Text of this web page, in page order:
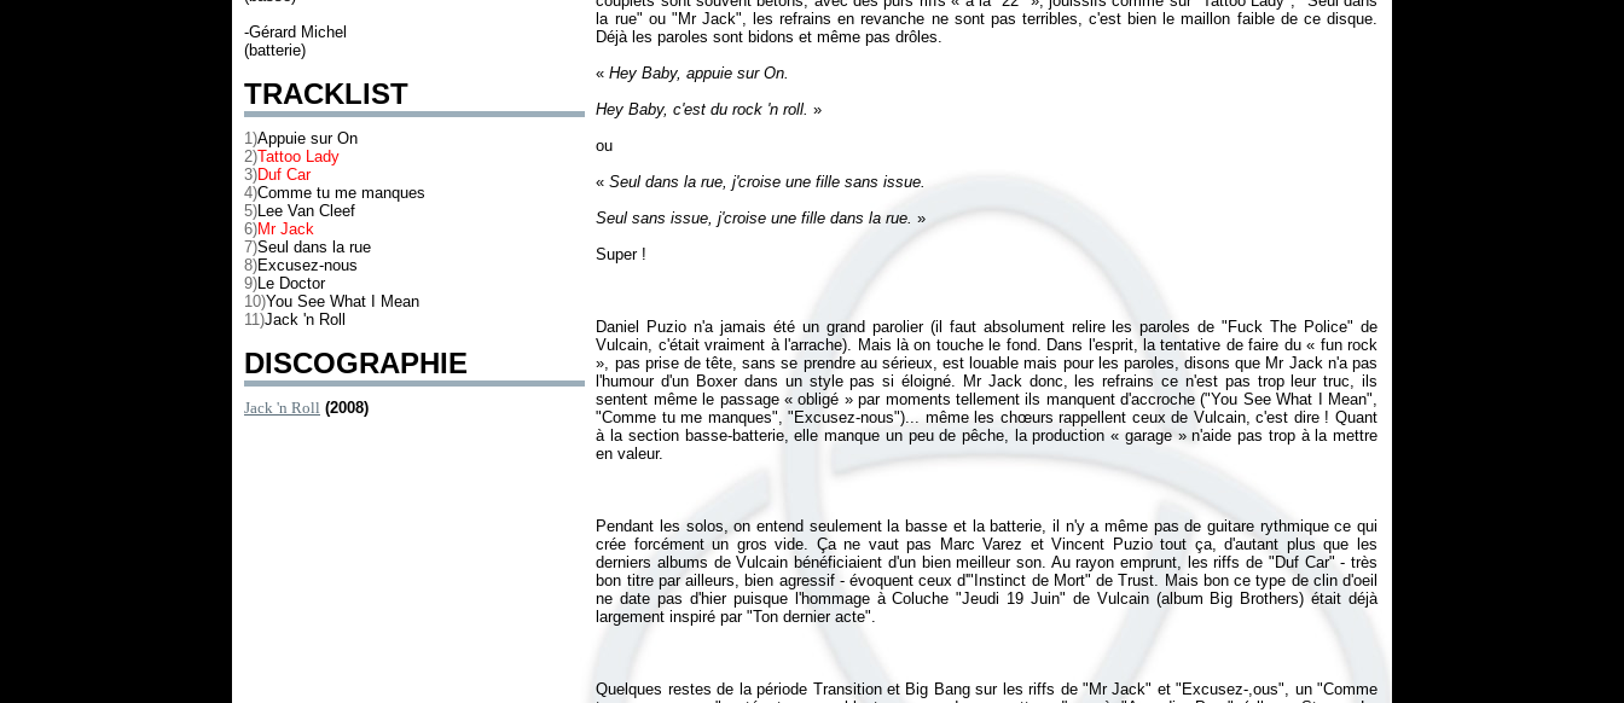
-Gérard Michel
(batterie)
TRACKLIST
1)Appuie sur On
2)Tattoo Lady
3)Duf Car
4)Comme tu me manques
5)Lee Van Cleef
6)Mr Jack
7)Seul dans la rue
8)Excusez-nous
9)Le Doctor
10)You See What I Mean
11)Jack 'n Roll
DISCOGRAPHIE
Jack 'n Roll (2008)
la rue" ou "Mr Jack", les refrains en revanche ne sont pas terribles, c'est bien le maillon faible de ce disque.
«
Hey Baby, c'est du rock 'n roll.
«
Seul sans issue, j'croise une fille dans la rue.
Daniel Puzio n'a jamais été un grand parolier (il faut absolument relire les paroles de "Fuck The Police" de
Vulcain, c'était vraiment à l'arrache). Mais là on touche le fond. Dans l'esprit, la tentative de faire du « fun rock
», pas prise de tête, sans se prendre au sérieux, est louable mais pour les paroles, disons que Mr Jack n'a pas
l'humour d'un Boxer dans un style pas si éloigné. Mr Jack donc, les refrains ce n'est pas trop leur truc, ils
sentent même le passage « obligé » par moments tellement ils manquent d'accroche ("You See What I Mean",
"Comme tu me manques", "Excusez-nous")... même les chœurs rappellent ceux de Vulcain, c'est dire ! Quant
à la section basse-batterie, elle manque un peu de pêche, la production « garage » n'aide pas trop à la mettre
Pendant les solos, on entend seulement la basse et la batterie, il n'y a même pas de guitare rythmique ce qui
crée forcément un gros vide. Ça ne vaut pas Marc Varez et Vincent Puzio tout ça, d'autant plus que les
derniers albums de Vulcain bénéficiaient d'un bien meilleur son. Au rayon emprunt, les riffs de "Duf Car" - très
bon titre par ailleurs, bien agressif - évoquent ceux d'"Instinct de Mort" de Trust. Mais bon ce type de clin d'oeil
ne date pas d'hier puisque l'hommage à Coluche "Jeudi 19 Juin" de Vulcain (album Big Brothers) était déjà
Quelques restes de la période Transitionet Big Bangsur les riffs de "Mr Jack" et "Excusez-,ous", un "Comme